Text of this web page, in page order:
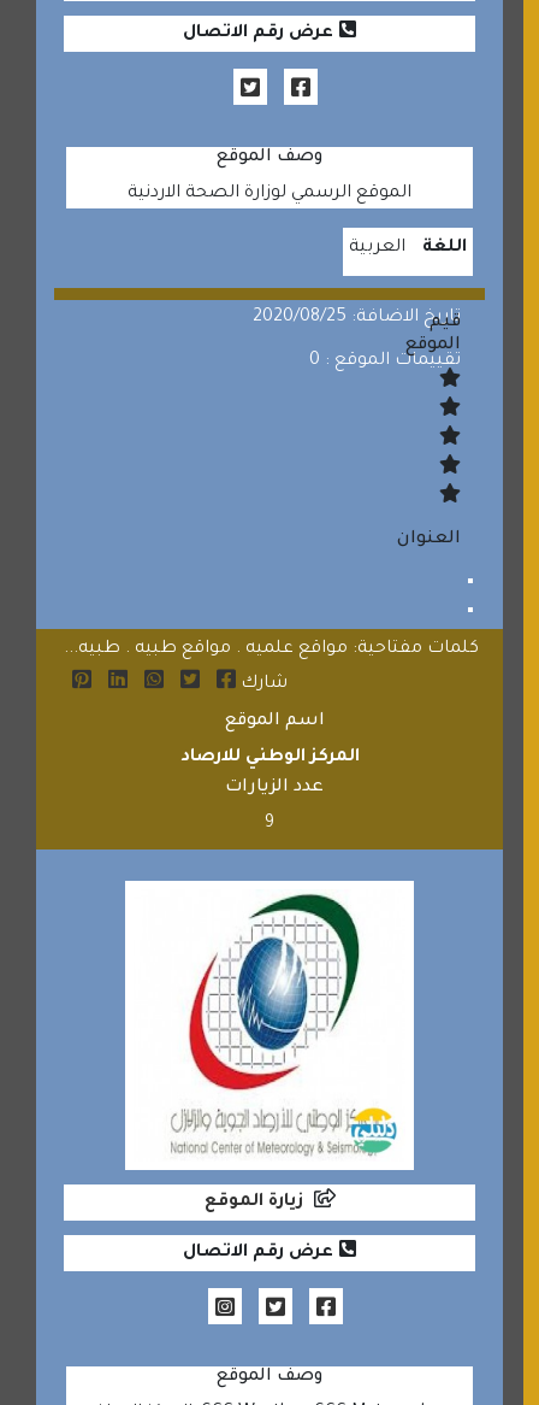
عرض رقم الاتصال
وصف الموقع
الموقع الرسمي لوزارة الصحة الاردنية
اللغة العربية
تاريخ الاضافة: 2020/08/25
تقييمات الموقع : 0
قيم
الموقع
العنوان
كلمات مفتاحية: مواقع علميه . مواقع طبيه . طبيه...
شارك
اسم الموقع
المركز الوطني للارصاد
عدد الزيارات
9
زيارة الموقع
عرض رقم الاتصال
وصف الموقع